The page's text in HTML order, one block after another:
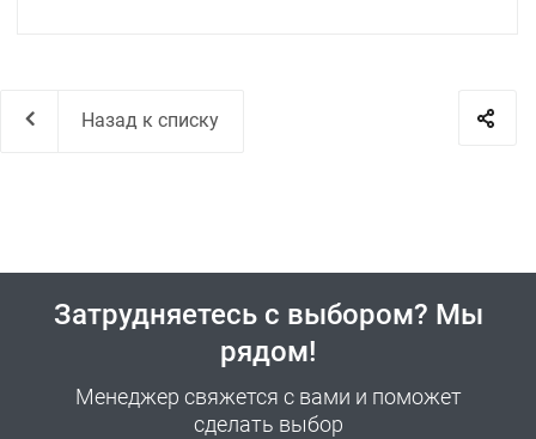
Назад к списку
Затрудняетесь с выбором? Мы
рядом!
Менеджер свяжется с вами и поможет
сделать выбор